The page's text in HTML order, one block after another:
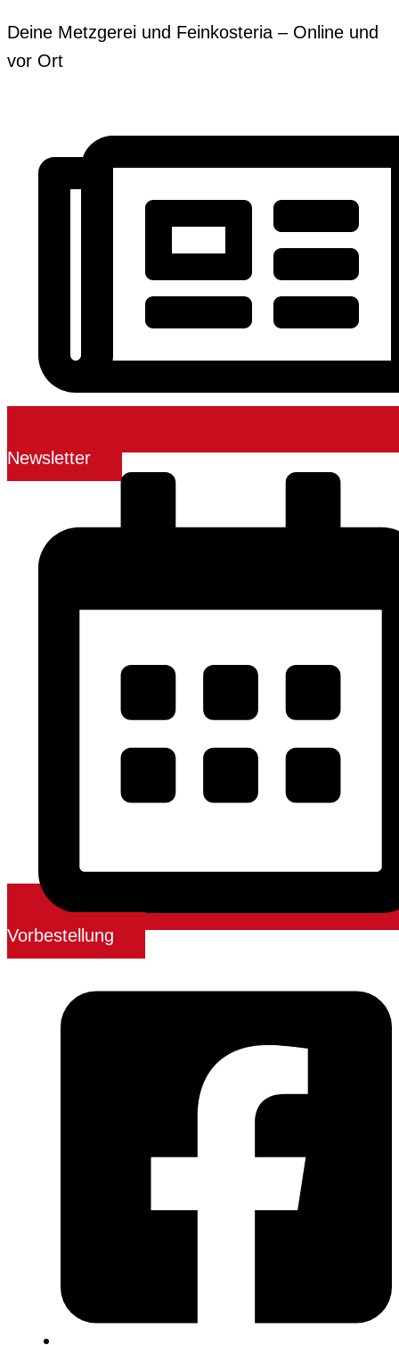
Inhalt
springen
Deine Metzgerei und Feinkosteria – Online und
vor Ort
Newsletter
Vorbestellung